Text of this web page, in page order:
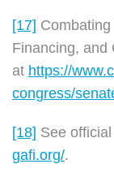
[17]
Financing, and
at https://
congress/
[18] See
gafi.org/.